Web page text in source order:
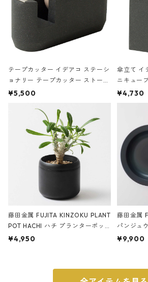
テープカッター イデアコ ステーシ
ョナリー テープカッター ストーン
サンドカラー 石調 ideaco Station
¥5,500
傘立て イ
ニキュー
石調
E ストー
¥4,730
藤田金属 FUJITA KINZOKU PLANT
POT HACHI ハチ プランターポッ
ト 3号 ブラック
¥4,950
藤田金属
パンジュ
m ガス火
¥9,900